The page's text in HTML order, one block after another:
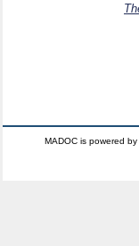
MADOC is powered